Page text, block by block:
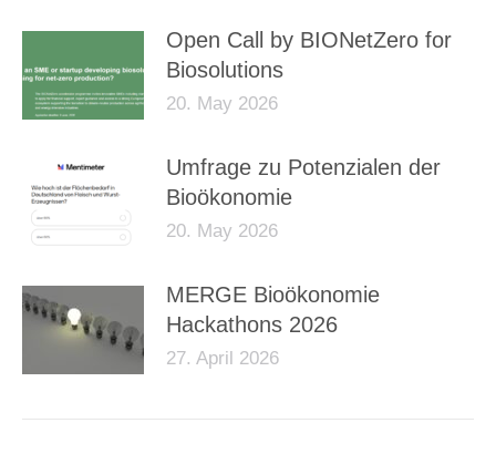
Open Call by BIONetZero for
Biosolutions
20. May 2026
Umfrage zu Potenzialen der
Bioökonomie
20. May 2026
MERGE Bioökonomie
Hackathons 2026
27. April 2026